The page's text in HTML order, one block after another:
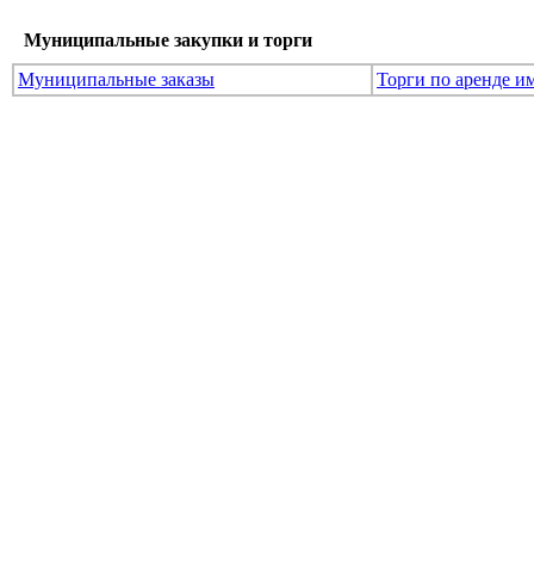
Муниципальные закупки и торги
Муниципальные заказы
Торги по аренде